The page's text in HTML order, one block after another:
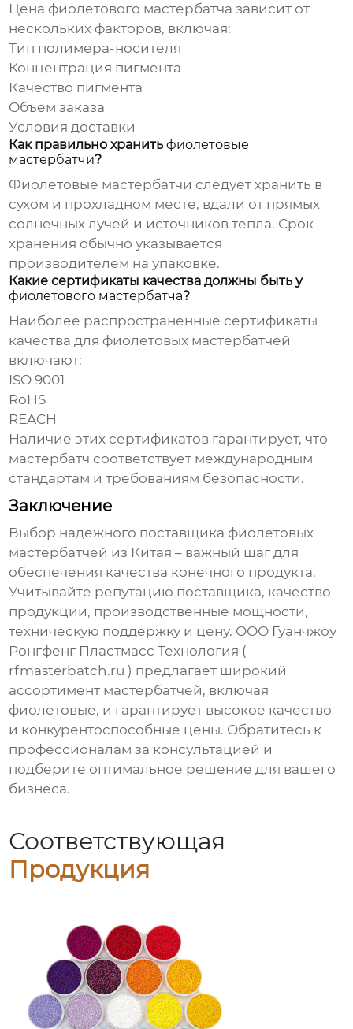
Цена фиолетового мастербатча зависит от
нескольких факторов, включая:
Тип полимера-носителя
Концентрация пигмента
Качество пигмента
Объем заказа
Условия доставки
Как правильно хранитьфиолетовые
мастербатчи?
Фиолетовые мастербатчи следует хранить в
сухом и прохладном месте, вдали от прямых
солнечных лучей и источников тепла. Срок
хранения обычно указывается
производителем на упаковке.
Какие сертификаты качества должны быть у
фиолетового мастербатча?
Наиболее распространенные сертификаты
качества для фиолетовых мастербатчей
включают:
ISO 9001
RoHS
REACH
Наличие этих сертификатов гарантирует, что
мастербатч соответствует международным
стандартам и требованиям безопасности.
Заключение
Выбор надежного поставщика фиолетовых
мастербатчей из Китая – важный шаг для
обеспечения качества конечного продукта.
Учитывайте репутацию поставщика, качество
продукции, производственные мощности,
техническую поддержку и цену. ООО Гуанчжоу
Ронгфенг Пластмасс Технология (
rfmasterbatch.ru ) предлагает широкий
ассортимент мастербатчей, включая
фиолетовые, и гарантирует высокое качество
и конкурентоспособные цены. Обратитесь к
профессионалам за консультацией и
подберите оптимальное решение для вашего
бизнеса.
Соответствующая
Продукция